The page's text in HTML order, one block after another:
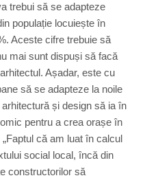
trebui să se adapteze
populație locuiește în
Aceste cifre trebuie să
mai sunt dispuși să facă
Așadar, este cu
să se adapteze la noile
și design să ia în
pentru a crea orașe în
că am luat în calcul
social local, încă din
constructorilor să